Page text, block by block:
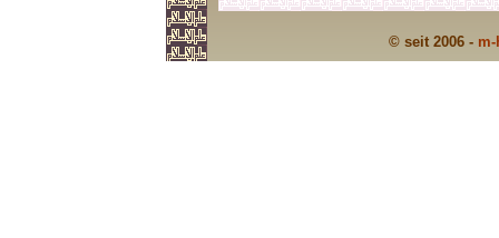
© seit 2006 -